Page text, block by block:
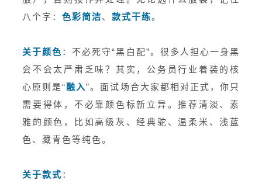
八个字： 色彩简洁、 款式干练。
关于颜色 ：不必死守“黑白配”。很多人担心一身黑
会不会太严肃乏味？其实，公务员行业着装的核
心原则是“融入”。面试场合大家都相对正式，你只
需要得体，不必靠颜色标新立异。推荐清淡、素
雅的颜色，比如高级灰、经典驼、温柔米、浅蓝
色、藏青色等纯色。
关于款式 ：